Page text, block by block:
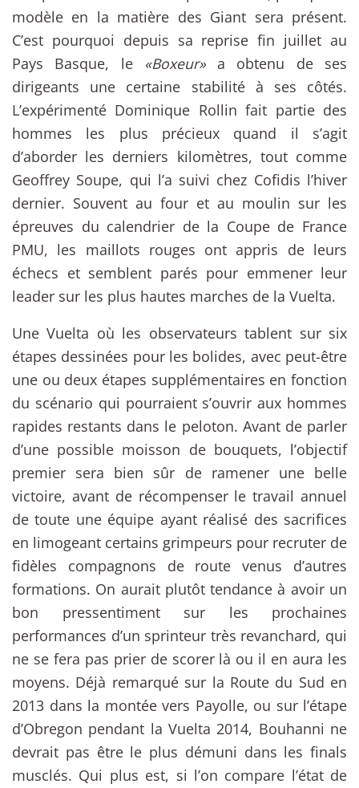
modèle en la matière des Giant sera présent.
C’est pourquoi depuis sa reprise fin juillet au
Pays Basque, le «Boxeur»a obtenu de ses
dirigeants une certaine stabilité à ses côtés.
L’expérimenté Dominique Rollin fait partie des
hommes les plus précieux quand il s’agit
d’aborder les derniers kilomètres, tout comme
Geoffrey Soupe, qui l’a suivi chez Cofidis l’hiver
dernier. Souvent au four et au moulin sur les
épreuves du calendrier de la Coupe de France
PMU, les maillots rouges ont appris de leurs
échecs et semblent parés pour emmener leur
leader sur les plus hautes marches de la Vuelta.
Une Vuelta où les observateurs tablent sur six
étapes dessinées pour les bolides, avec peut-être
une ou deux étapes supplémentaires en fonction
du scénario qui pourraient s’ouvrir aux hommes
rapides restants dans le peloton. Avant de parler
d’une possible moisson de bouquets, l’objectif
premier sera bien sûr de ramener une belle
victoire, avant de récompenser le travail annuel
de toute une équipe ayant réalisé des sacrifices
en limogeant certains grimpeurs pour recruter de
fidèles compagnons de route venus d’autres
formations. On aurait plutôt tendance à avoir un
bon pressentiment sur les prochaines
performances d’un sprinteur très revanchard, qui
ne se fera pas prier de scorer là ou il en aura les
moyens. Déjà remarqué sur la Route du Sud en
2013 dans la montée vers Payolle, ou sur l’étape
d’Obregon pendant la Vuelta 2014, Bouhanni ne
devrait pas être le plus démuni dans les finals
musclés. Qui plus est, si l’on compare l’état de